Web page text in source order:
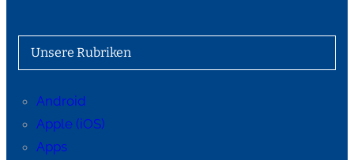
Unsere Rubriken
Android
Apple (iOS)
Apps